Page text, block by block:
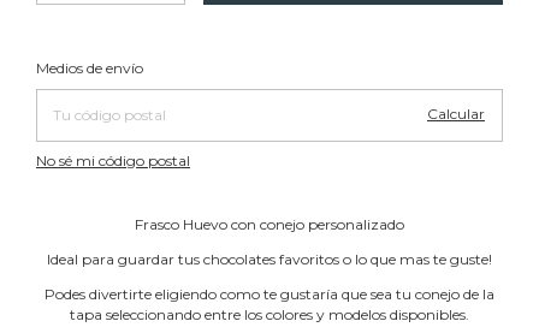
Entregas para el CP:
Medios de envío
Calcular
No sé mi código postal
Frasco Huevo con conejo personalizado
Ideal para guardar tus chocolates favoritos o lo que mas te guste!
Podes divertirte eligiendo como te gustaría que sea tu conejo de la
tapa seleccionando entre los colores y modelos disponibles.